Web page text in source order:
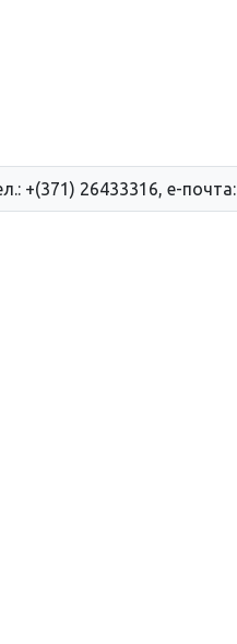
+(371) 26433316, е-почта: